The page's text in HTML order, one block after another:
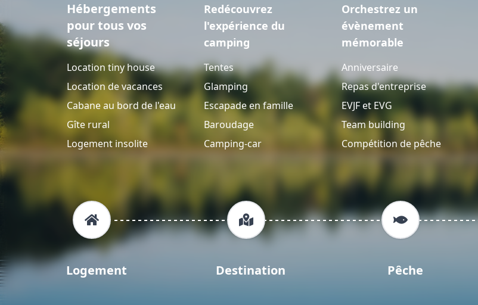
Hébergements
pour tous vos
séjours
Location tiny house
Location de vacances
Cabane au bord de l'eau
Gîte rural
Logement insolite
Redécouvrez
l'expérience du
camping
Tentes
Glamping
Escapade en famille
Baroudage
Camping-car
Orchestrez un
évènement
mémorable
Anniversaire
Repas d'entreprise
EVJF et EVG
Team building
Compétition de pêche
Logement Destination Pêche